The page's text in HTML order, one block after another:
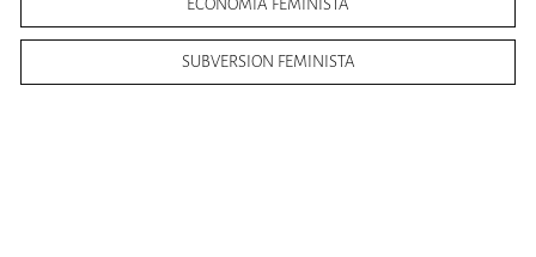
SUBVERSION FEMINISTA